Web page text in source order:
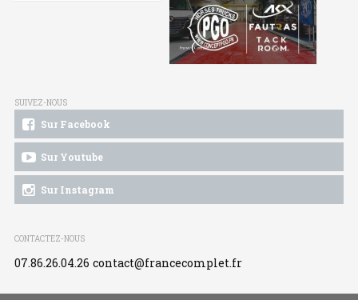
SUIVEZ-NOUS
Sur Facebook
Sur Youtube
Sur Instagram
CONTACTEZ-NOUS
07.86.26.04.26 contact@francecomplet.fr